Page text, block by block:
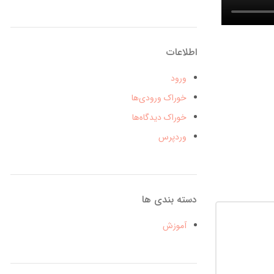
اطلاعات
ورود
خوراک ورودی‌ها
خوراک دیدگاه‌ها
وردپرس
دسته بندی ها
آموزش